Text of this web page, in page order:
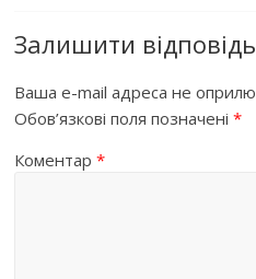
Залишити відповідь
Ваша e-mail адреса не
Обов’язкові поля позначені*
Коментар*